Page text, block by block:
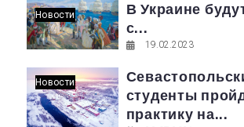
Новости
В Украине
с...
19.02.2023
Новости
студенты
практику на...